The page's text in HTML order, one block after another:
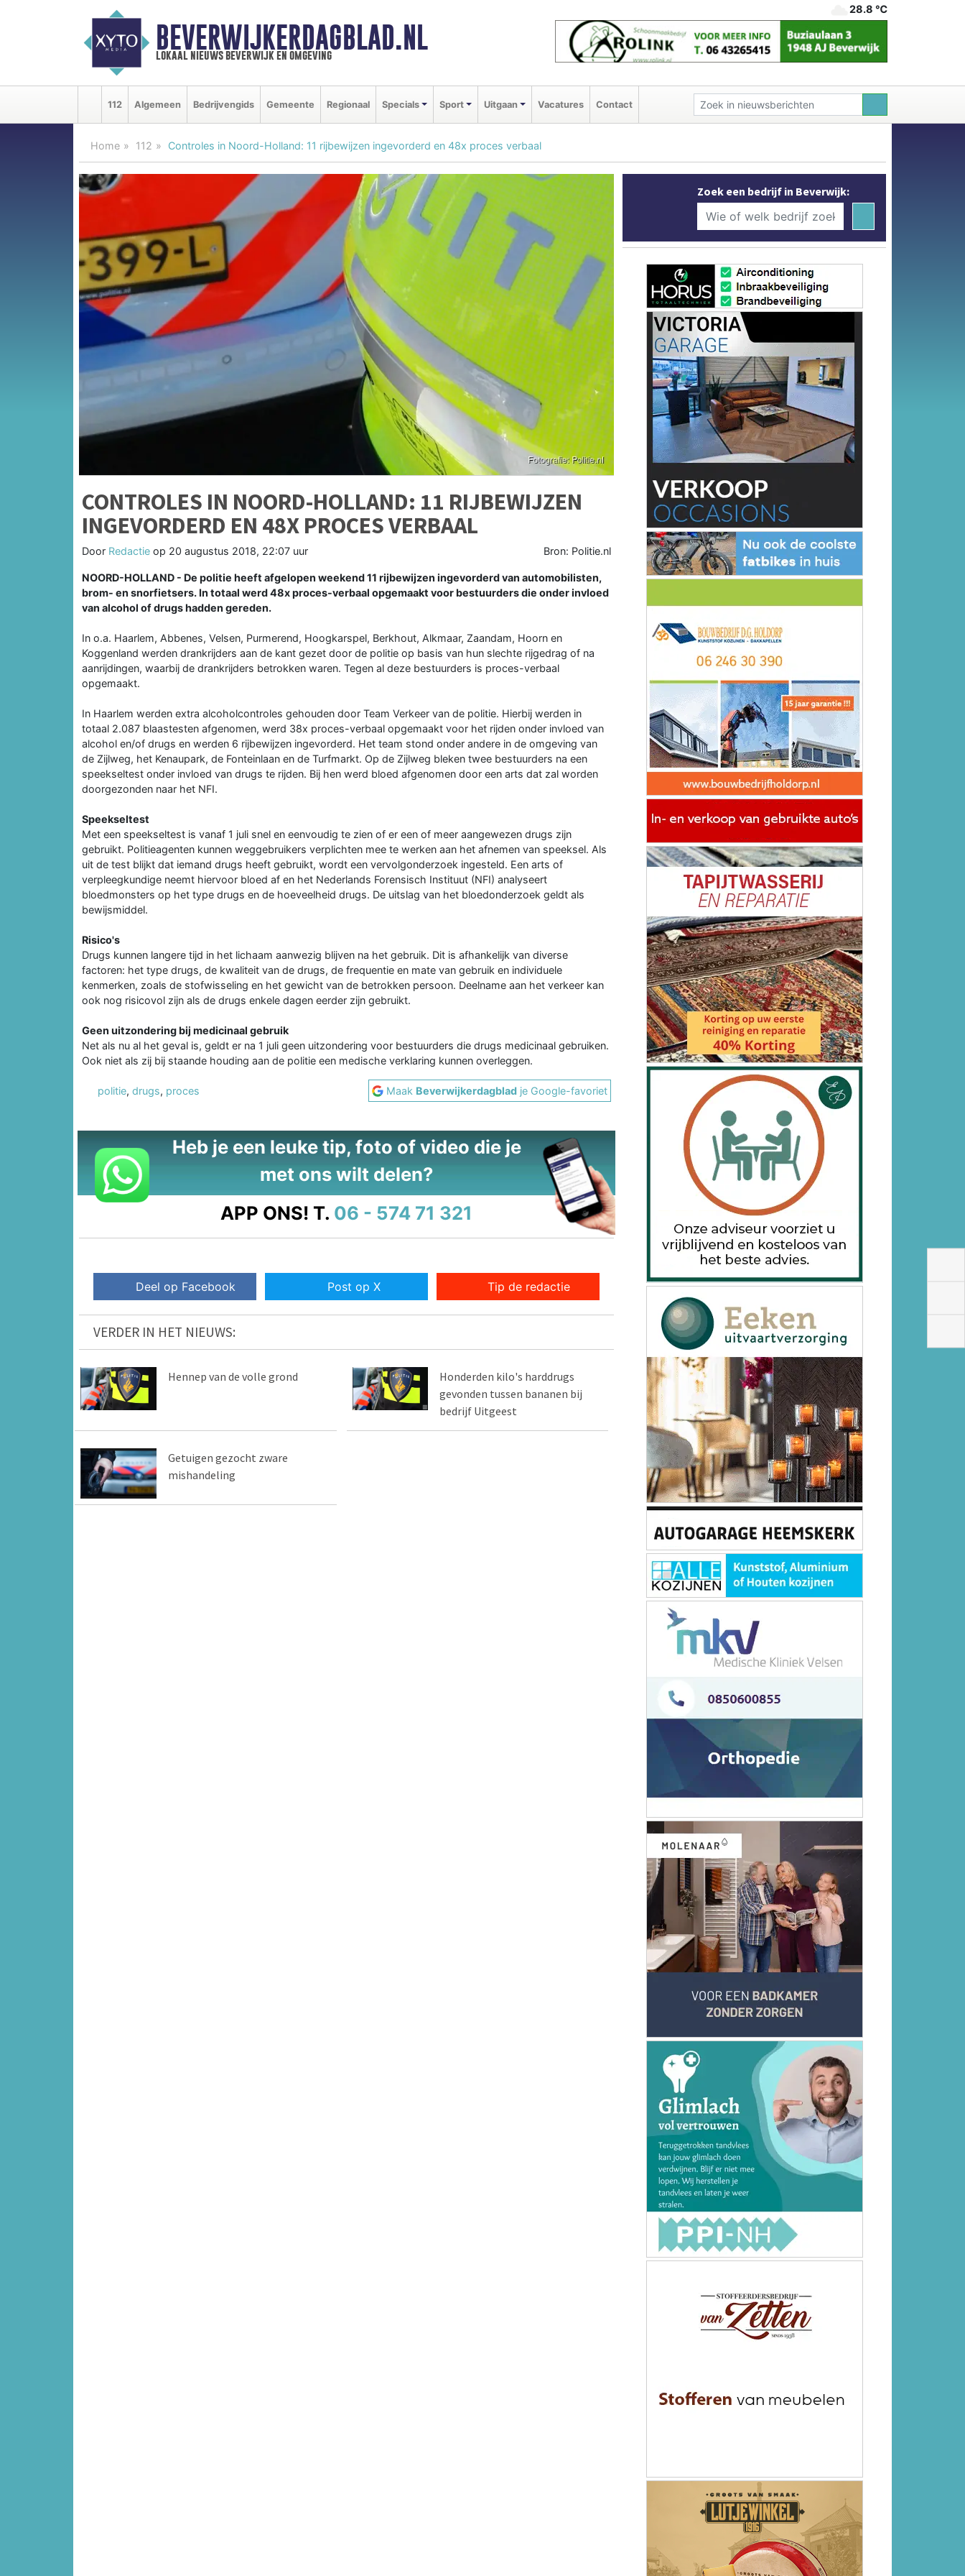
BEVERWIJKERDAGBLAD.NL
lokaal nieuws beverwijk en omgeving
28.8 ℃
112 Algemeen Bedrijvengids Gemeente Regionaal Specials Sport Uitgaan Vacatures Contact
Home 112 Controles in Noord-Holland: 11 rijbewijzen ingevorderd en 48x proces verbaal
CONTROLES IN NOORD-HOLLAND: 11 RIJBEWIJZEN
INGEVORDERD EN 48X PROCES VERBAAL
Door Redactie op 20 augustus 2018, 22:07 uur Bron: Politie.nl
NOORD-HOLLAND - De politie heeft afgelopen weekend 11 rijbewijzen ingevorderd van automobilisten,
brom- en snorfietsers. In totaal werd 48x proces-verbaal opgemaakt voor bestuurders die onder invloed
van alcohol of drugs hadden gereden.
In o.a. Haarlem, Abbenes, Velsen, Purmerend, Hoogkarspel, Berkhout, Alkmaar, Zaandam, Hoorn en
Koggenland werden drankrijders aan de kant gezet door de politie op basis van hun slechte rijgedrag of na
aanrijdingen, waarbij de drankrijders betrokken waren. Tegen al deze bestuurders is proces-verbaal
opgemaakt.
In Haarlem werden extra alcoholcontroles gehouden door Team Verkeer van de politie. Hierbij werden in
totaal 2.087 blaastesten afgenomen, werd 38x proces-verbaal opgemaakt voor het rijden onder invloed van
alcohol en/of drugs en werden 6 rijbewijzen ingevorderd. Het team stond onder andere in de omgeving van
de Zijlweg, het Kenaupark, de Fonteinlaan en de Turfmarkt. Op de Zijlweg bleken twee bestuurders na een
speekseltest onder invloed van drugs te rijden. Bij hen werd bloed afgenomen door een arts dat zal worden
doorgezonden naar het NFI.
Speekseltest
Met een speekseltest is vanaf 1 juli snel en eenvoudig te zien of er een of meer aangewezen drugs zijn
gebruikt. Politieagenten kunnen weggebruikers verplichten mee te werken aan het afnemen van speeksel. Als
uit de test blijkt dat iemand drugs heeft gebruikt, wordt een vervolgonderzoek ingesteld. Een arts of
verpleegkundige neemt hiervoor bloed af en het Nederlands Forensisch Instituut (NFI) analyseert
bloedmonsters op het type drugs en de hoeveelheid drugs. De uitslag van het bloedonderzoek geldt als
bewijsmiddel.
Risico's
Drugs kunnen langere tijd in het lichaam aanwezig blijven na het gebruik. Dit is afhankelijk van diverse
factoren: het type drugs, de kwaliteit van de drugs, de frequentie en mate van gebruik en individuele
kenmerken, zoals de stofwisseling en het gewicht van de betrokken persoon. Deelname aan het verkeer kan
ook nog risicovol zijn als de drugs enkele dagen eerder zijn gebruikt.
Geen uitzondering bij medicinaal gebruik
Net als nu al het geval is, geldt er na 1 juli geen uitzondering voor bestuurders die drugs medicinaal gebruiken.
Ook niet als zij bij staande houding aan de politie een medische verklaring kunnen overleggen.
politie, drugs, proces Maak Beverwijkerdagblad je Google-favoriet
Heb je een leuke tip, foto of video die je
met ons wilt delen?
APP ONS! T. 06 - 574 71 321
Deel op Facebook Post op X Tip de redactie
VERDER IN HET NIEUWS:
Hennep van de volle grond
Honderden kilo's harddrugs
gevonden tussen bananen bij
bedrijf Uitgeest
Getuigen gezocht zware
mishandeling
Zoek een bedrijf in Beverwijk: